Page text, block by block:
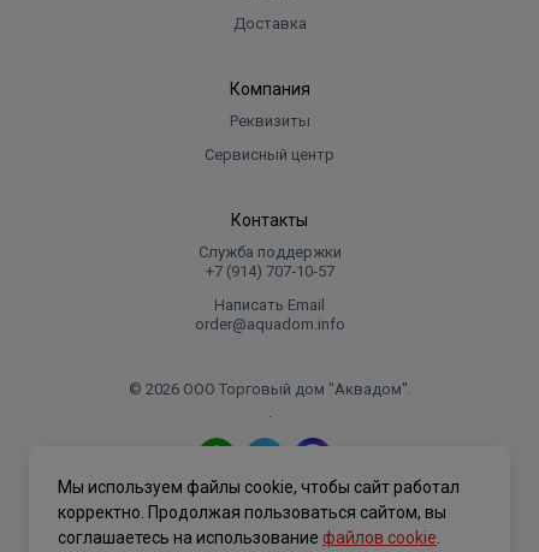
Доставка
Компания
Реквизиты
Сервисный центр
Контакты
Служба поддержки
+7 (914) 707‑10‑57
Написать Email
order@aquadom.info
© 2026 ООО Торговый дом "Аквадом".
.
Политика конфиденциальности
Мы используем файлы cookie, чтобы сайт работал
корректно. Продолжая пользоваться сайтом, вы
соглашаетесь на использование файлов cookie